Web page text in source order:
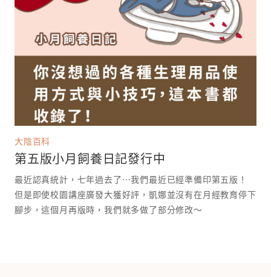
大陰百科
第五版小月飼養日記發行中
最近認真統計，七年過去了⋯我們最近已經準備印第五版！
但是即使校園講座廣發大獲好評，凱娜並沒有在月經教育停下
腳步，這個月再版時，我們就多做了部分修改～